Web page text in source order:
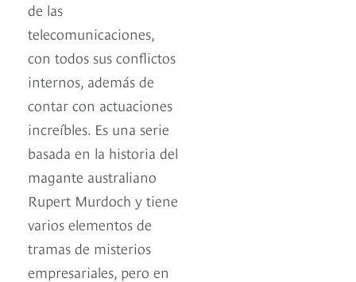
de las
telecomunicaciones,
con todos sus conflictos
internos, además de
contar con actuaciones
increíbles. Es una serie
basada en la historia del
magante australiano
Rupert Murdoch y tiene
varios elementos de
tramas de misterios
empresariales, pero en